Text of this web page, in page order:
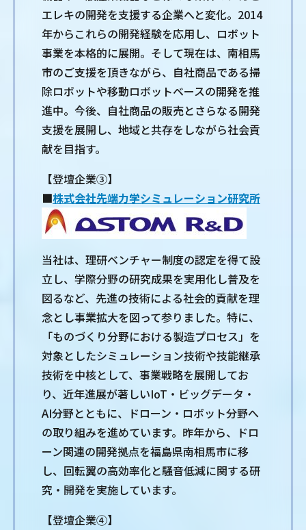
エレキの開発を支援する企業へと変化。2014
年からこれらの開発経験を応用し、ロボット
事業を本格的に展開。そして現在は、南相馬
市のご支援を頂きながら、自社商品である掃
除ロボットや移動ロボットベースの開発を推
進中。今後、自社商品の販売とさらなる開発
支援を展開し、地域と共存をしながら社会貢
献を目指す。
【登壇企業③】
■株式会社先端力学シミュレーション研究所
当社は、理研ベンチャー制度の認定を得て設
立し、学際分野の研究成果を実用化し普及を
図るなど、先進の技術による社会的貢献を理
念とし事業拡大を図って参りました。特に、
「ものづくり分野における製造プロセス」を
対象としたシミュレーション技術や技能継承
技術を中核として、事業戦略を展開してお
り、近年進展が著しいIoT・ビッグデータ・
AI分野とともに、ドローン・ロボット分野へ
の取り組みを進めています。昨年から、ドロ
ーン関連の開発拠点を福島県南相馬市に移
し、回転翼の高効率化と騒音低減に関する研
究・開発を実施しています。
【登壇企業④】